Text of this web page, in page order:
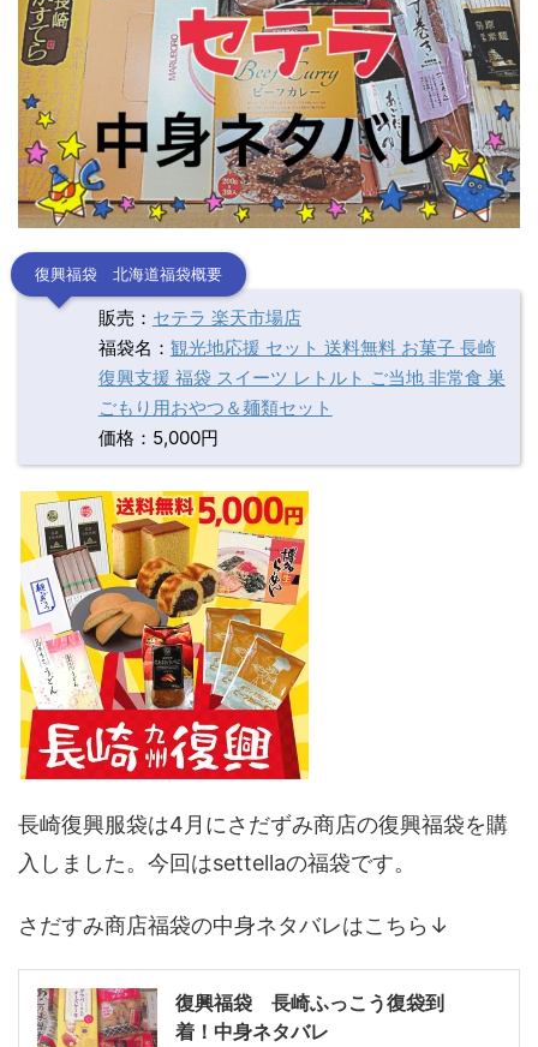
復興福袋 北海道福袋概要
販売： セテラ 楽天市場店
福袋名： 観光地応援 セット 送料無料 お菓子 長崎
復興支援 福袋 スイーツ レトルト ご当地 非常食 巣
ごもり用おやつ＆麺類セット
価格：5,000円
長崎復興服袋は4月にさだずみ商店の復興福袋を購
入しました。今回はsettellaの福袋です。
さだすみ商店福袋の中身ネタバレはこちら↓
復興福袋 長崎ふっこう復袋到
着！中身ネタバレ